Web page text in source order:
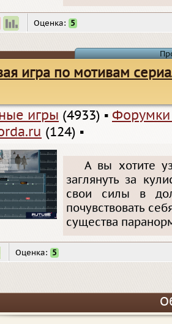
Оценка: 5
игра по мотивам
игры (4933) ▪
(124) ▪
А вы хотите
заглянуть за
свои силы в
почувствовать
существа
Оценка: 5